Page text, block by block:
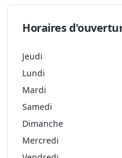
Horaires
Jeudi
Lundi
Mardi
Samedi
Dimanche
Mercredi